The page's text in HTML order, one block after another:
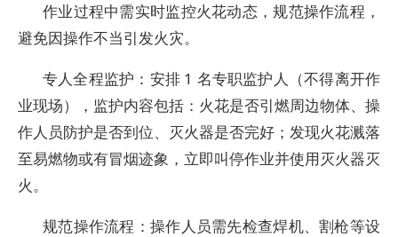
作业过程中需实时监控火花动态，规范操作流程，
避免因操作不当引发火灾。
专人全程监护：安排 1 名专职监护人（不得离开作
业现场），监护内容包括：火花是否引燃周边物体、操
作人员防护是否到位、灭火器是否完好；发现火花溅落
至易燃物或有冒烟迹象，立即叫停作业并使用灭火器灭
火。
规范操作流程：操作人员需先检查焊机、割枪等设